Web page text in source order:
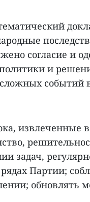
согласие и
и
событий
извлеченные в
задач,
Партии;
обновлять